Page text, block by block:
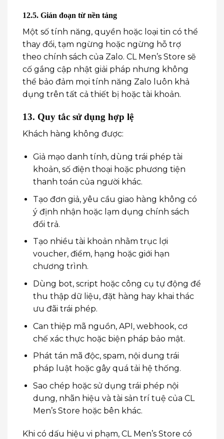
12.5. Gián đoạn từ nền tảng
Một số tính năng, quyền hoặc loại tin có thể
thay đổi, tạm ngừng hoặc ngừng hỗ trợ
theo chính sách của Zalo. CL Men’s Store sẽ
cố gắng cập nhật giải pháp nhưng không
thể bảo đảm mọi tính năng Zalo luôn khả
dụng trên tất cả thiết bị hoặc tài khoản.
13. Quy tắc sử dụng hợp lệ
Khách hàng không được:
Giả mạo danh tính, dùng trái phép tài
khoản, số điện thoại hoặc phương tiện
thanh toán của người khác.
Tạo đơn giả, yêu cầu giao hàng không có
ý định nhận hoặc lạm dụng chính sách
đổi trả.
Tạo nhiều tài khoản nhằm trục lợi
voucher, điểm, hạng hoặc giới hạn
chương trình.
Dùng bot, script hoặc công cụ tự động để
thu thập dữ liệu, đặt hàng hay khai thác
ưu đãi trái phép.
Can thiệp mã nguồn, API, webhook, cơ
chế xác thực hoặc biện pháp bảo mật.
Phát tán mã độc, spam, nội dung trái
pháp luật hoặc gây quá tải hệ thống.
Sao chép hoặc sử dụng trái phép nội
dung, nhãn hiệu và tài sản trí tuệ của CL
Men’s Store hoặc bên khác.
Khi có dấu hiệu vi phạm, CL Men’s Store có